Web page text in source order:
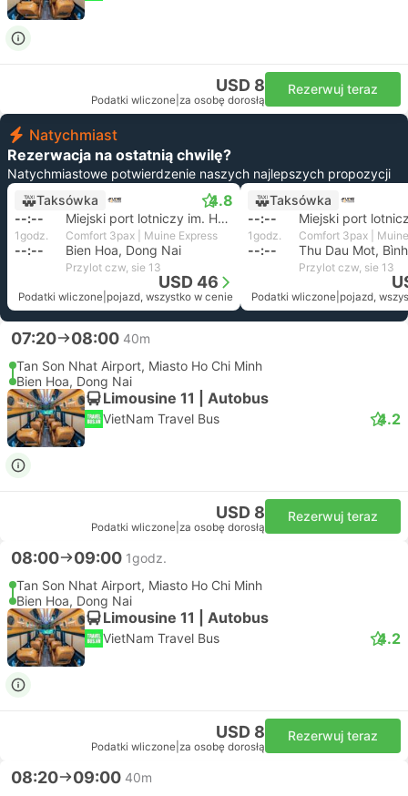
USD 8
Podatki wliczone za osobę dorosłą
Rezerwuj teraz
Natychmiast
Rezerwacja na ostatnią chwilę?
Natychmiastowe potwierdzenie naszych najlepszych propozycji
Taksówka
4.8
--:-- Miejski port lotniczy im. Ho Chi Minha
1godz. Comfort 3pax | Muine Express
--:-- Bien Hoa, Dong Nai
Przylot czw, sie 13
USD 46
Podatki wliczone pojazd, wszystko w cenie
Taksówka
--:--
1godz. Comfort 3pax |
--:-- Thu Dau Mot,
Przylot czw, sie 13
Podatki wliczone pojazd,
07:20 08:00 40m
Tan Son Nhat Airport, Miasto Ho Chi Minh
Bien Hoa, Dong Nai
Limousine 11 | Autobus
VietNam Travel Bus 4.2
USD 8
Podatki wliczone za osobę dorosłą
Rezerwuj teraz
08:00 09:00 1godz.
Tan Son Nhat Airport, Miasto Ho Chi Minh
Bien Hoa, Dong Nai
Limousine 11 | Autobus
VietNam Travel Bus 4.2
USD 8
Podatki wliczone za osobę dorosłą
Rezerwuj teraz
08:20 09:00 40m